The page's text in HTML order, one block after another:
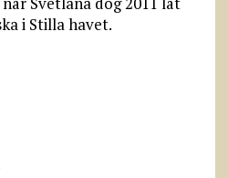
i Stilla havet.